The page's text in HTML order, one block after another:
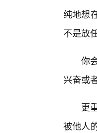
纯地想
不是放
你
兴奋或
更
被他人